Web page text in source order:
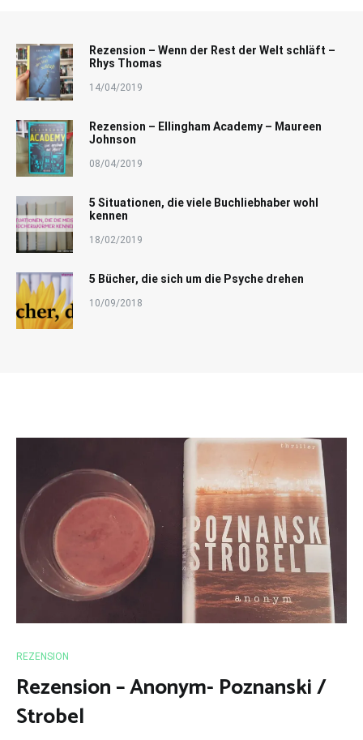
Rezension – Wenn der Rest der Welt schläft –
Rhys Thomas
14/04/2019
Rezension – Ellingham Academy – Maureen
Johnson
08/04/2019
5 Situationen, die viele Buchliebhaber wohl
kennen
18/02/2019
5 Bücher, die sich um die Psyche drehen
10/09/2018
REZENSION
Rezension – Anonym- Poznanski /
Strobel